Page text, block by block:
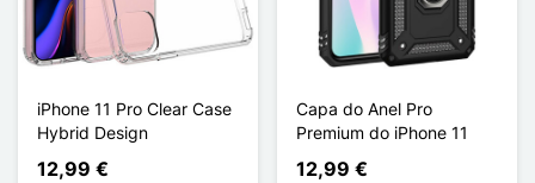
iPhone 11 Pro Clear Case
Hybrid Design
12,99 €
Capa do Anel Pro
Premium do iPhone 11
12,99 €